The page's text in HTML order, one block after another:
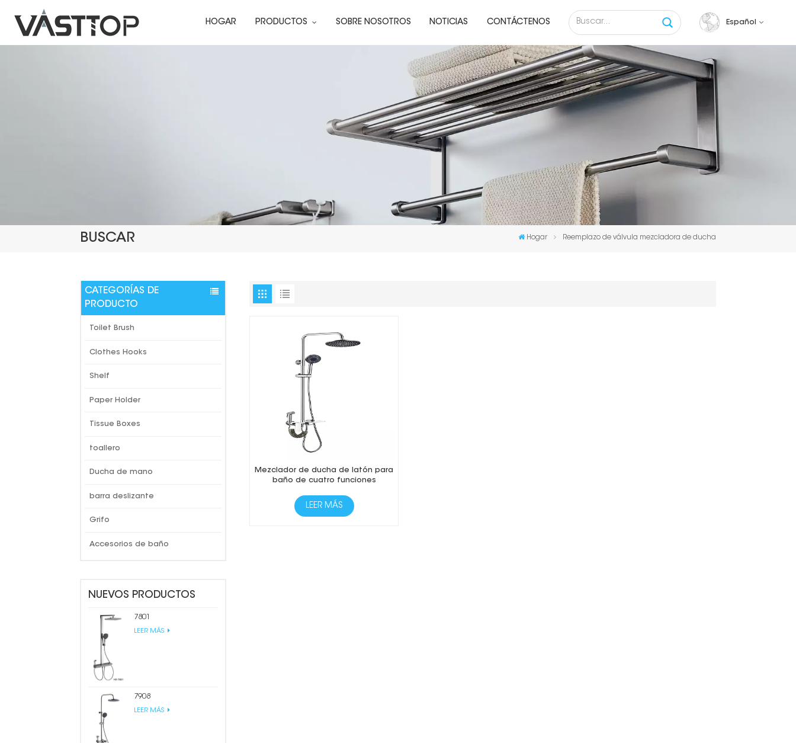
HOGAR PRODUCTOS SOBRE NOSOTROS NOTICIAS CONTÁCTENOS Español
English
français
русский
español
BUSCAR Hogar Reemplazo de válvula mezcladora de ducha
CATEGORÍAS DE
PRODUCTO
Toilet Brush
Clothes Hooks
Shelf
Paper Holder
Tissue Boxes
toallero
Ducha de mano
barra deslizante
Grifo
Accesorios de baño
NUEVOS PRODUCTOS
7801
LEER MÁS
7908
LEER MÁS
Mezclador de ducha de latón para
baño de cuatro funciones
LEER MÁS